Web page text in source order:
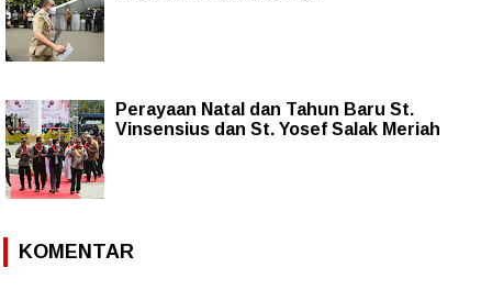
Perayaan Natal dan Tahun Baru St.
Vinsensius dan St. Yosef Salak Meriah
KOMENTAR